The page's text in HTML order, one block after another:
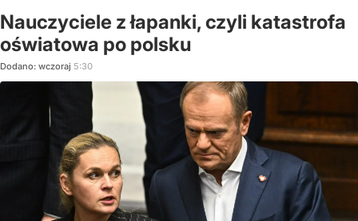
Nauczyciele z łapanki, czyli katastrofa
oświatowa po polsku
Dodano: wczoraj 5:30